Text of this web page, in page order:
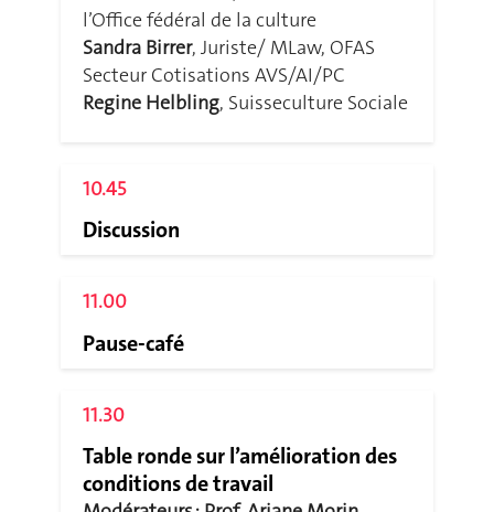
l’Office fédéral de la culture
Sandra Birrer, Juriste/ MLaw, OFAS
Secteur Cotisations AVS/AI/PC
Regine Helbling, Suisseculture Sociale
10.45
Discussion
11.00
Pause-café
11.30
Table ronde sur l’amélioration des
conditions de travail